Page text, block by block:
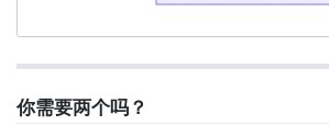
你需要两个吗？